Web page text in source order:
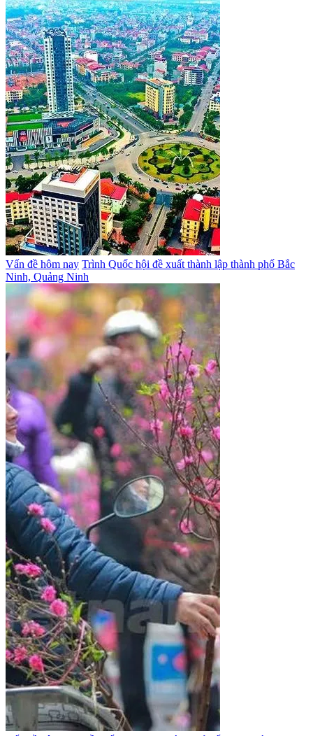
Vấn đề hôm nay Trình Quốc hội đề xuất thành lập thành phố Bắc
Ninh, Quảng Ninh